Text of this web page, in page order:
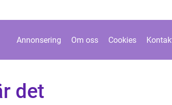
Annonsering Om oss Cookies
det